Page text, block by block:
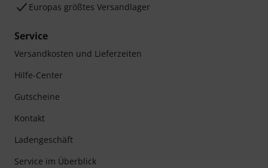
Europas größtes Versandlager
Service
Versandkosten und Lieferzeiten
Hilfe-Center
Gutscheine
Kontakt
Ladengeschäft
Service im Überblick